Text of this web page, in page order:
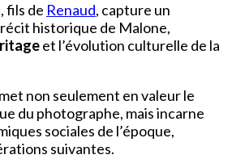
fils de Renaud, capture un
récit historique de Malone,
et l’évolution culturelle de la
non seulement en valeur le
du photographe, mais incarne
sociales de l’époque,
suivantes.